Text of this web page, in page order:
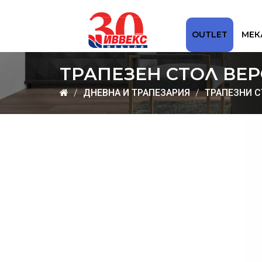
OUTLET
ТРАПЕЗЕН СТОЛ
ДНЕВНА И ТРАПЕЗАРИЯ ТРАПЕЗНИ